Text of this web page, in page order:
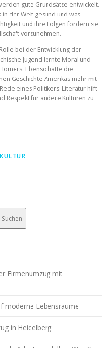
gute Grundsätze entwickelt.
der Welt gesund und was
und ihre Folgen fordern sie
vorzunehmen.
bei der Entwicklung der
Jugend lernte Moral und
Ebenso hatte die
Geschichte Amerikas mehr mit
eines Politikers. Literatur hilft
Respekt für andere Kulturen zu
Suchen
Firmenumzug mit
moderne Lebensräume
in Heidelberg